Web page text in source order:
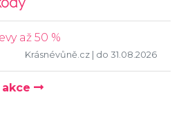
až 50 %
Krásnévůně.cz | do 31.08.2026